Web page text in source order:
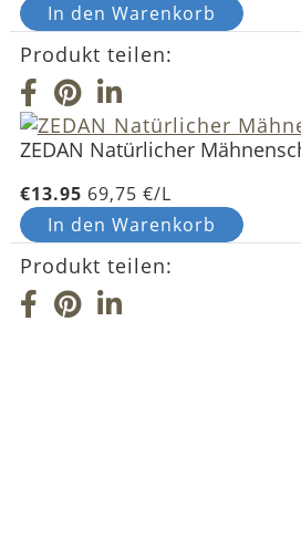
In den Warenkorb
Produkt teilen:
ZEDAN Natürlicher
€13.95 69,75 €/L
In den Warenkorb
Produkt teilen: